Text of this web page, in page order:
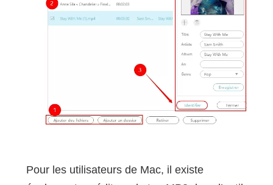
Pour les utilisateurs de Mac, il existe